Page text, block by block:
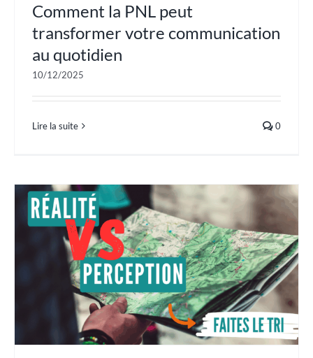
Comment la PNL peut
transformer votre communication
au quotidien
10/12/2025
Lire la suite 0